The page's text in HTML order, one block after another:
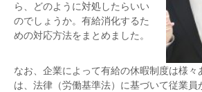
ら、どのように対処したらいい
のでしょうか。有給消化するた
めの対応方法をまとめました。
なお、企業によって有給の休暇制度は様々
は、法律（労働基準法）に基づいて従業